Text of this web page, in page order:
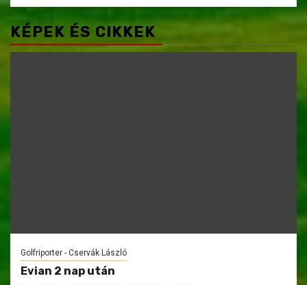
KÉPEK ÉS CIKKEK
Golfriporter - Cservák László
Evian 2 nap után